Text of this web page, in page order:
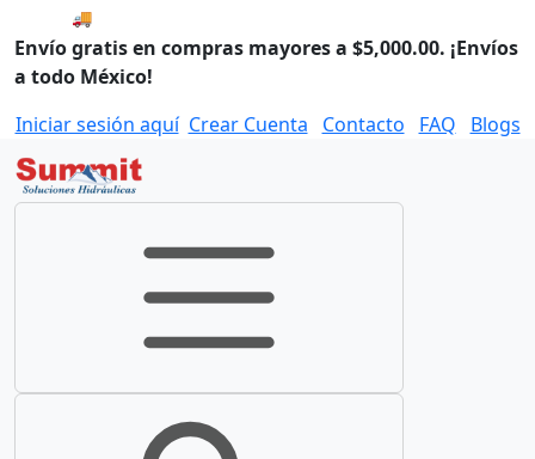
🚚 Envío el Lunes, 10 de agosto si compras hoy.
Envío gratis en compras mayores a $5,000.00. ¡Envíos
a todo México!
Iniciar sesión aquí Crear Cuenta Contacto FAQ Blogs